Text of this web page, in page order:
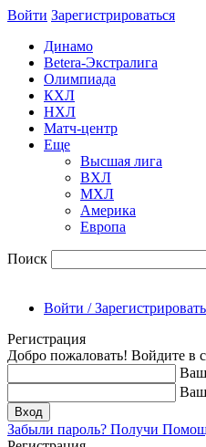
Войти Зарегиcтрироваться
Динамо
Betera-Экстралига
Олимпиада
КХЛ
НХЛ
Матч-центр
Еще
Высшая лига
ВХЛ
МХЛ
Америка
Европа
Поиск
Войти /
Регистрация
Добро пожаловать! Войдите в
Ваш
Забыли пароль? Получи